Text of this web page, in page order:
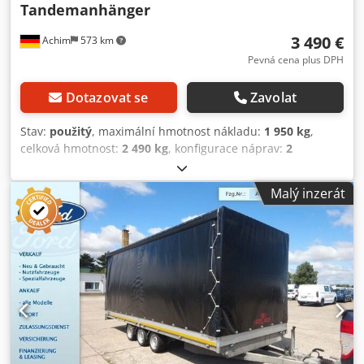
Achim 573 km
Tandemanhänger
3 490 €
Pevná cena plus DPH
Dotazovat se Zavolat
Stav: použitý, maximální hmotnost nákladu: 1 950 kg,
celková hmotnost: 2 490 kg, konfigurace náprav: 2
01/2010
vaším spolehlivým partnerem v oblasti automobilů a
užitkových vozidel v 28832 Achim u Bremer Kreuz.
Centrum užitkových vozidel Behnke má neustále skladem
přibližně 200 vozidel z oblastí dodávek, užitkových vozidel
a stavebních strojů! Nabízíme Vám průběžně atraktivní
možnosti financování za výhodných speciálních podmínek.
V případě zájmu Vám rádi vypracujeme individuální
nabídku! Výkup Vašeho užitkového vozidla nebo stavebního
stroje je žádoucí. Chsdpfx Acezq Iwieaoa V případě zájmu o
nové schválení TÜV Vám rádi připravíme nabídku našich
partnerských servisů. Naše nabídky jsou obecně BEZ nové
Malý inzerát